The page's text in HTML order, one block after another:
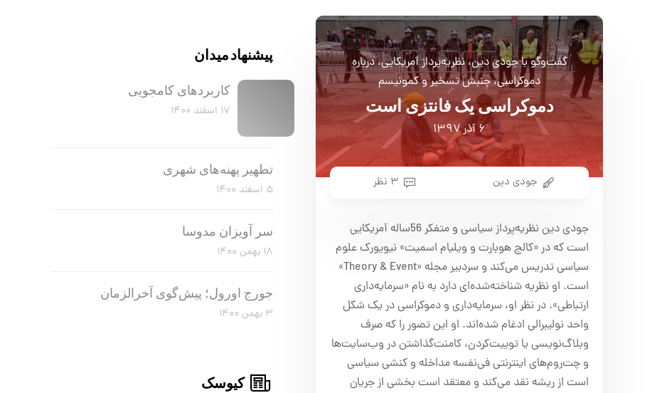
گفت‌وگو با جودی دین، نظریه‌پرداز آمریکایی، درباره
دموکراسی، جنبش تسخیر و کمونیسم
دموکراسی یک فانتزی است
۶ آذر ۱۳۹۷
جودی دین ۳ نظر
جودی دین نظریه‌پرداز سیاسی و متفکر 56ساله آمریکایی
است که در «کالج هوبارت و ویلیام اسمیت» نیویورک علوم
سیاسی تدریس می‌کند و سردبیر مجله «Theory & Event‏‏»
است. او نظریه‌ شناخته‌شده‌ای دارد به نام «سرمایه‌داری
ارتباطی». در نظر او، سرمایه‌داری و دموکراسی در یک شکل
واحد نولیبرالی ادغام شده‌اند. او این تصور را که صرف
وبلاگ‌نویسی یا توییت‌کردن، کامنت‌گذاشتن در وب‌سایت‌ها
و چت‌روم‌های اینترنتی فی‌نفسه مداخله و کنشی سیاسی
است از ریشه نقد می‌کند و معتقد است بخشی از جریان
پیشنهاد میدان
کاربرد‌های کامجویی
۱۷ اسفند ۱۴۰۰
تطهیر پهنه‌های شهری
۵ اسفند ۱۴۰۰
سر آویزان مدوسا
۱۸ بهمن ۱۴۰۰
جورج اورول؛ پیش‌گوی آخرالزمان
۳ بهمن ۱۴۰۰
کیوسک